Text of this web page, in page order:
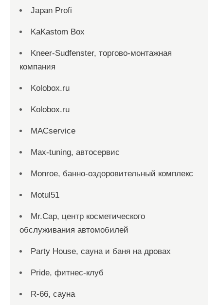
Japan Profi
KaKastom Box
Kneer-Sudfenster, торгово-монтажная
компания
Kolobox.ru
Kolobox.ru
MACservice
Max-tuning, автосервис
Monroe, банно-оздоровительный комплекс
Motul51
Mr.Cap, центр косметического
обслуживания автомобилей
Party House, сауна и баня на дровах
Pride, фитнес-клуб
R-66, сауна